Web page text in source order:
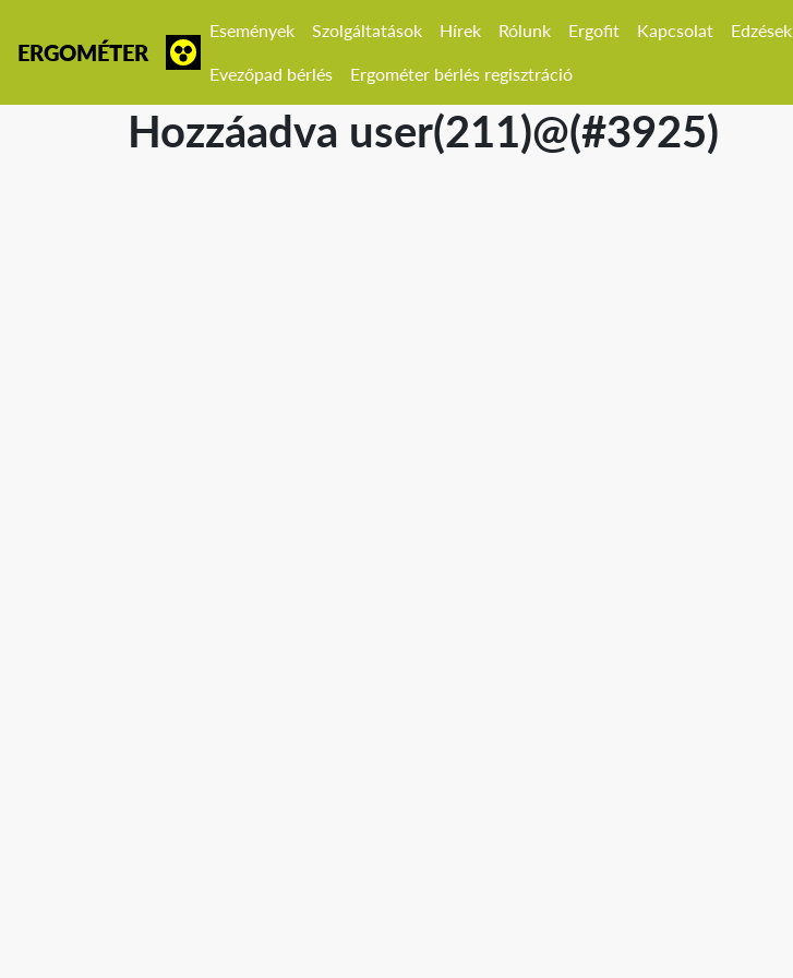
ERGOMÉTER
Események Szolgáltatások Hírek Rólunk Ergofit Kapcsolat Edzések
Evezőpad bérlés Ergométer bérlés regisztráció
Hozzáadva user(211)@(#3925)